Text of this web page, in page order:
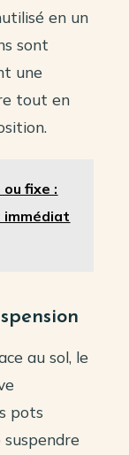
en un
sont
une
tout en
fixe :
au sol, le
pots